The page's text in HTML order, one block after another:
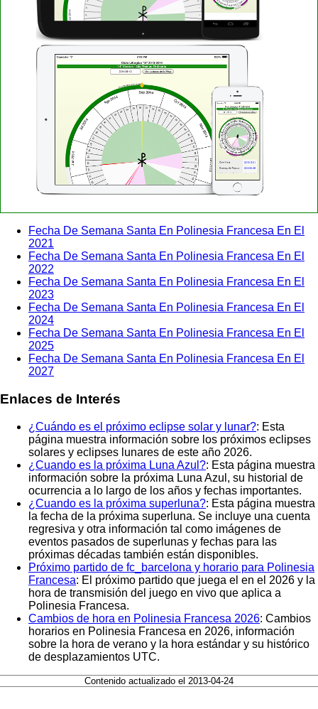
Fecha De Semana Santa En Polinesia Francesa En El
2021
Fecha De Semana Santa En Polinesia Francesa En El
2022
Fecha De Semana Santa En Polinesia Francesa En El
2023
Fecha De Semana Santa En Polinesia Francesa En El
2024
Fecha De Semana Santa En Polinesia Francesa En El
2025
Fecha De Semana Santa En Polinesia Francesa En El
2027
Enlaces de Interés
¿Cuándo es el próximo eclipse solar y lunar?: Esta
página muestra información sobre los próximos eclipses
solares y eclipses lunares de este año 2026.
¿Cuando es la próxima Luna Azul?: Esta página muestra
información sobre la próxima Luna Azul, su historial de
ocurrencia a lo largo de los años y fechas importantes.
¿Cuando es la próxima superluna?: Esta página muestra
la fecha de la próxima superluna. Se incluye una cuenta
regresiva y otra información tal como imágenes de
eventos pasados de superlunas y fechas para las
próximas décadas también están disponibles.
Próximo partido de fc_barcelona y horario para Polinesia
Francesa: El próximo partido que juega el en el 2026 y la
hora de transmisión del juego en vivo que aplica a
Polinesia Francesa.
Cambios de hora en Polinesia Francesa 2026: Cambios
horarios en Polinesia Francesa en 2026, información
sobre la hora de verano y la hora estándar y su histórico
de desplazamientos UTC.
Contenido actualizado el 2013-04-24